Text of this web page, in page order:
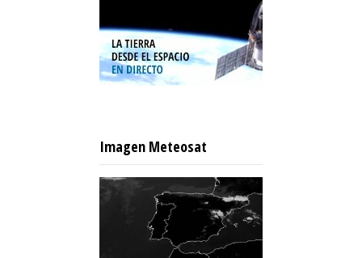
Imagen Meteosat